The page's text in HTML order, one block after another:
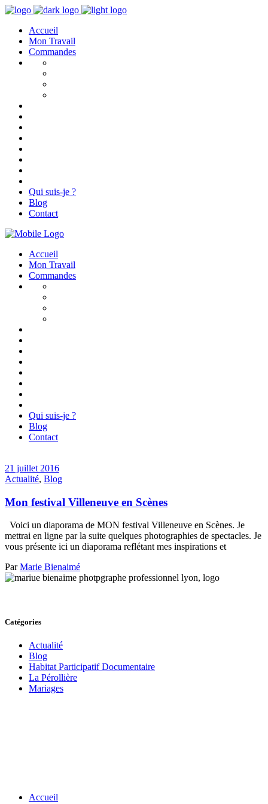
Accueil
Mon Travail
Commandes
Qui suis-je ?
Blog
Contact
Accueil
Mon Travail
Commandes
Qui suis-je ?
Blog
Contact
21 juillet 2016
Actualité, Blog
Mon festival Villeneuve en Scènes
Voici un diaporama de MON festival Villeneuve en Scènes. Je
mettrai en ligne par la suite quelques photographies de spectacles. Je
vous présente ici un diaporama reflétant mes inspirations et
ParMarie Bienaimé
Catégories
Actualité
Blog
Habitat Participatif Documentaire
La Pérollière
Mariages
Accueil